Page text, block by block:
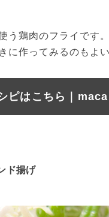
う鶏肉のフライです
に作ってみるのもよい
ピはこちら｜
ド揚げ